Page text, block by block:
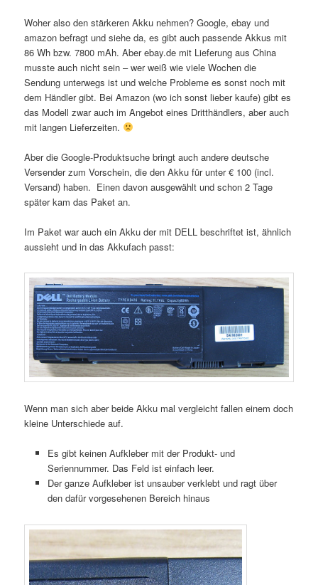
Woher also den stärkeren Akku nehmen? Google, ebay und
amazon befragt und siehe da, es gibt auch passende Akkus mit
86 Wh bzw. 7800 mAh. Aber ebay.de mit Lieferung aus China
musste auch nicht sein – wer weiß wie viele Wochen die
Sendung unterwegs ist und welche Probleme es sonst noch mit
dem Händler gibt. Bei Amazon (wo ich sonst lieber kaufe) gibt es
das Modell zwar auch im Angebot eines Dritthändlers, aber auch
mit langen Lieferzeiten.
Aber die Google-Produktsuche bringt auch andere deutsche
Versender zum Vorschein, die den Akku für unter € 100 (incl.
Versand) haben. Einen davon ausgewählt und schon 2 Tage
später kam das Paket an.
Im Paket war auch ein Akku der mit DELL beschriftet ist, ähnlich
aussieht und in das Akkufach passt:
Wenn man sich aber beide Akku mal vergleicht fallen einem doch
kleine Unterschiede auf.
Es gibt keinen Aufkleber mit der Produkt- und
Seriennummer. Das Feld ist einfach leer.
Der ganze Aufkleber ist unsauber verklebt und ragt über
den dafür vorgesehenen Bereich hinaus